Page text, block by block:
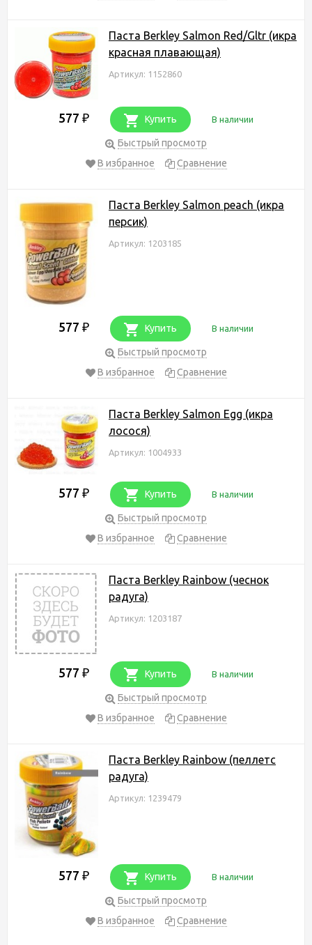
Паста Berkley Salmon Red/Gltr (икра
красная плавающая)
Артикул: 1152860
577 ₽ Купить В наличии
Быстрый просмотр
В избранное
Сравнение
Паста Berkley Salmon peach (икра
персик)
Артикул: 1203185
577 ₽ Купить В наличии
Быстрый просмотр
В избранное
Сравнение
Паста Berkley Salmon Egg (икра
лосося)
Артикул: 1004933
577 ₽ Купить В наличии
Быстрый просмотр
В избранное
Сравнение
Паста Berkley Rainbow (чеснок
радуга)
Артикул: 1203187
577 ₽ Купить В наличии
Быстрый просмотр
В избранное
Сравнение
Паста Berkley Rainbow (пеллетс
радуга)
Артикул: 1239479
577 ₽ Купить В наличии
Быстрый просмотр
В избранное
Сравнение